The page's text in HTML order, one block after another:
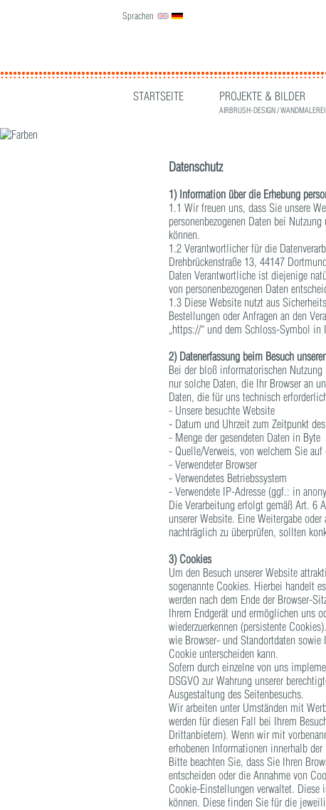
Sprachen English
STARTSEITE PROJEKTE & BILDER
AIRBRUSH-DESIGN / WANDMALEREI
Datenschutz
1) Information über die Erhebung
1.1 Wir freuen uns, dass Sie unsere
personenbezogenen Daten bei
können.
1.2 Verantwortlicher für die
Drehbrückenstraße 13, 44147
Daten Verantwortliche ist diejenige
von personenbezogenen Daten
1.3 Diese Website nutzt aus
Bestellungen oder Anfragen an den
„https://“ und dem Schloss-Symbol in
2) Datenerfassung beim Besuch
Bei der bloß informatorischen
nur solche Daten, die Ihr Browser an
Daten, die für uns technisch
- Unsere besuchte Website
- Datum und Uhrzeit zum Zeitpunkt
- Menge der gesendeten Daten in Byte
- Quelle/Verweis, von welchem Sie auf
- Verwendeter Browser
- Verwendetes Betriebssystem
- Verwendete IP-Adresse (ggf.: in
Die Verarbeitung erfolgt gemäß Art. 6
unserer Website. Eine Weitergabe
nachträglich zu überprüfen, sollten
3) Cookies
Um den Besuch unserer Website
sogenannte Cookies. Hierbei handelt
werden nach dem Ende der Browser-
Ihrem Endgerät und ermöglichen uns
wiederzuerkennen (persistente
wie Browser- und Standortdaten
Cookie unterscheiden kann.
Sofern durch einzelne von uns
DSGVO zur Wahrung unserer
Ausgestaltung des Seitenbesuchs.
Wir arbeiten unter Umständen mit
werden für diesen Fall bei Ihrem
Drittanbietern). Wenn wir mit
erhobenen Informationen innerhalb
Bitte beachten Sie, dass Sie Ihren
entscheiden oder die Annahme von
Cookie-Einstellungen verwaltet. Diese
können. Diese finden Sie für die